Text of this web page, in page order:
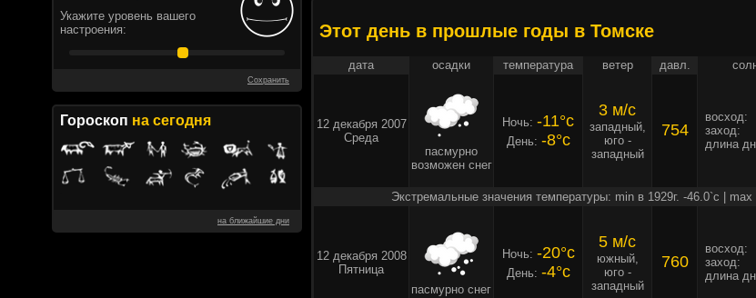
Укажите уровень вашего
настроения:
Сохранить
Гороскоп на сегодня
на ближайшие дни
Этот день в прошлые годы в Томске
дата осадки температура ветер давл.
12 декабря 2007
Среда
пасмурно
возможен снег
Ночь: -11°c
День: -8°c
3 м/c
западный,
юго -
западный
754
восход:
заход:
длина
Экстремальные значения температуры: min в 1929г. -46.0`c | max
12 декабря 2008
Пятница
пасмурно снег
Ночь: -20°c
День: -4°c
5 м/c
южный,
юго -
западный
760
восход:
заход:
длина